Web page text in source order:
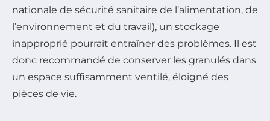
nationale de sécurité sanitaire de l’alimentation, de
l’environnement et du travail), un stockage
inapproprié pourrait entraîner des problèmes. Il est
donc recommandé de conserver les granulés dans
un espace suffisamment ventilé, éloigné des
pièces de vie.